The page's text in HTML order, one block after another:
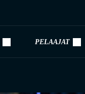
PELAAJAT